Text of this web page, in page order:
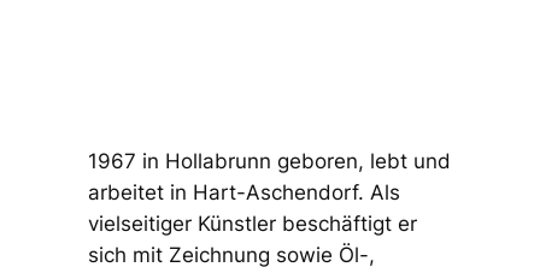
1967 in Hollabrunn geboren, lebt und
arbeitet in Hart-Aschendorf. Als
vielseitiger Künstler beschäftigt er
sich mit Zeichnung sowie Öl-,